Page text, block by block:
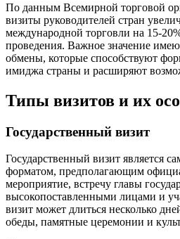
По данным Всемирной торговой
визиты руководителей стран
международной торговли на 15-
проведения. Важное значение
обмены, которые способствуют
имиджа страны и расширяют
Типы визитов и их
Государственный визит
Государственный визит является
форматом, предполагающим
мероприятие, встречу главы
высокопоставленными лицами и
визит может длиться несколько
обеды, памятные церемонии и